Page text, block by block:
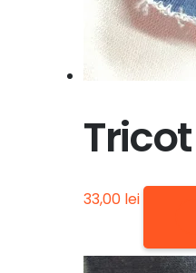
33,00 lei